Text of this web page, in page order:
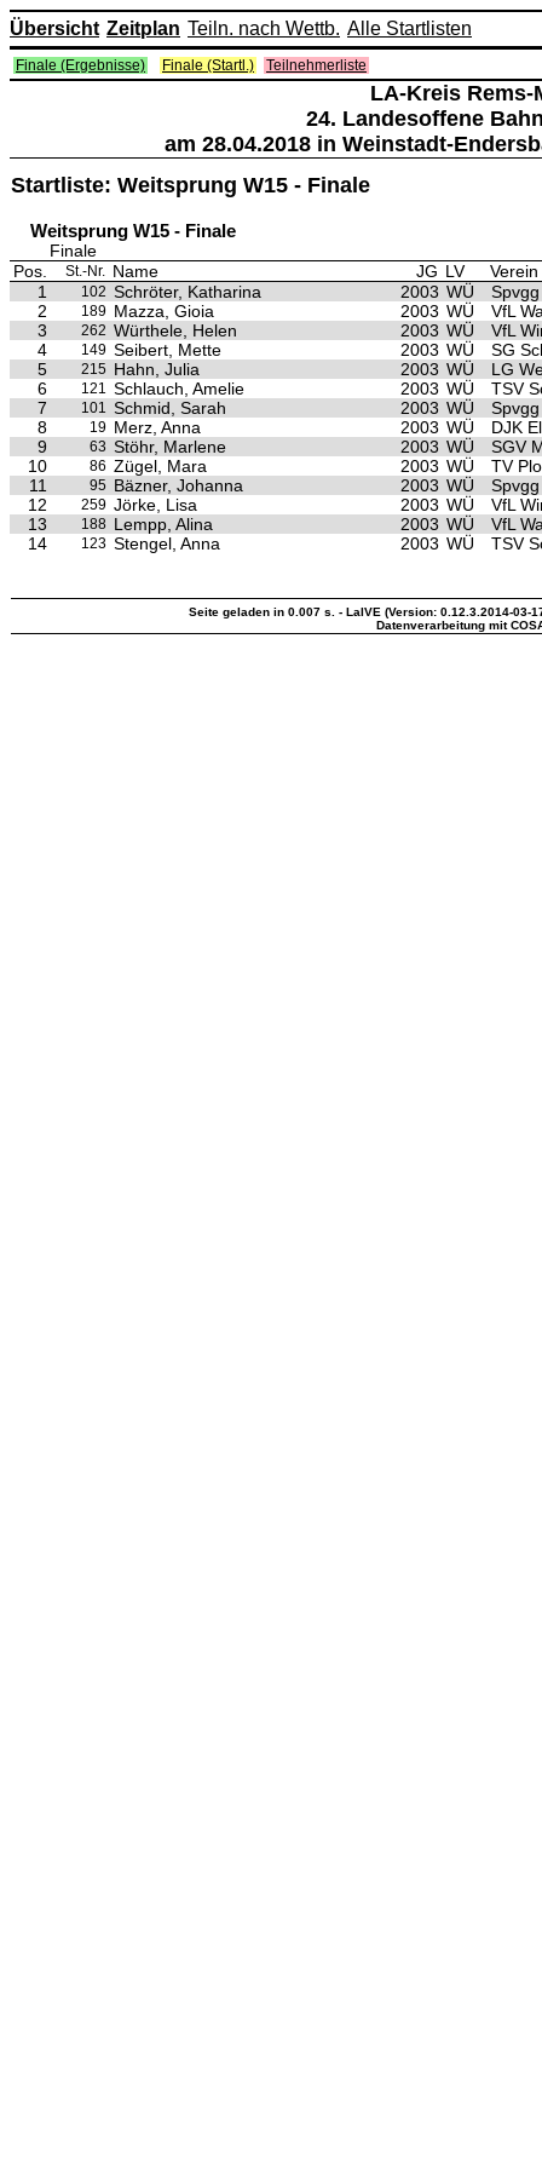
Übersicht Zeitplan Teiln. nach Wettb. Alle Startlisten
Finale (Ergebnisse) Finale (Startl.) Teilnehmerliste
LA-Kreis Rems-
24. Landesoffene
am 28.04.2018 in Weinstadt-
Startliste: Weitsprung W15 - Finale
Weitsprung W15 - Finale
Finale
Pos.
St.-Nr. Name JG LV
Verein
1
102 Schröter, Katharina 2003 WÜ
2
189 Mazza, Gioia 2003 WÜ
VfL
3
262 Würthele, Helen 2003 WÜ
VfL
4
149 Seibert, Mette 2003 WÜ
SG
5
215 Hahn, Julia 2003 WÜ
LG
6
121 Schlauch, Amelie 2003 WÜ
TSV
7
101 Schmid, Sarah 2003 WÜ
8
19 Merz, Anna 2003 WÜ
DJK
9
63 Stöhr, Marlene 2003 WÜ
SGV
10
86 Zügel, Mara 2003 WÜ
TV
11
95 Bäzner, Johanna 2003 WÜ
12
259 Jörke, Lisa 2003 WÜ
VfL
13
188 Lempp, Alina 2003 WÜ
VfL
14
123 Stengel, Anna 2003 WÜ TSV
Seite geladen in 0.007 s. - LaIVE (Version: 0.12.3.2014-03-
Datenverarbeitung mit